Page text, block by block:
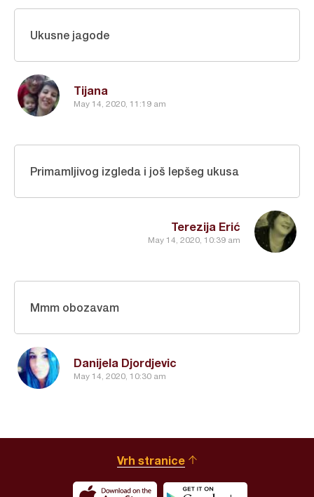
Tijana
May 14, 2020, 11:19 am
Ukusne jagode
Terezija Erić
May 14, 2020, 10:39 am
Primamljivog izgleda i još lepšeg ukusa
Danijela Djordjevic
May 14, 2020, 10:30 am
Mmm obozavam
Vrh stranice